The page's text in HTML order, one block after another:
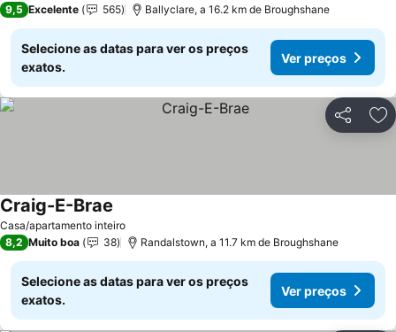
9,5 Excelente 565 Ballyclare, a 16.2 km de Broughshane
Selecione as datas para ver os preços
exatos.
Ver preços
Partilhar
Casa/apartamento inteiro
Craig-E-Brae
8,2 Muito boa 38 Randalstown, a 11.7 km de Broughshane
Selecione as datas para ver os preços
exatos.
Ver preços